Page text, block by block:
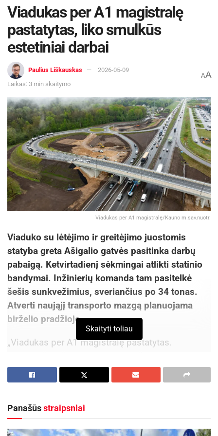
Viadukas per A1 magistralę
pastatytas, liko smulkūs
estetiniai darbai
Paulius Liškauskas
2026-05-09
Laikas: 3 min skaitymo
AA
Viadukas per A1 magistralę/Kauno m.sav.nuotr.
Viaduko su lėtėjimo ir greitėjimo juostomis
statyba greta Ašigalio gatvės pasitinka darbų
pabaigą. Ketvirtadienį sėkmingai atlikti statinio
bandymai. Inžinierių komanda tam pasitelkė
šešis sunkvežimius, sveriančius po 34 tonas.
Atverti naująjį transporto mazgą planuojama
birželio pradžioje.
„Viadukas per A1 magistralę pastatytas.
Lygiagrečiai išlietas asfaltas, sužymėtos juostos,
įrengtas apšvietimas. Liko smulkūs estetiniai
darbai“, – tikina Kauno meras Visvaldas
Aktualios
Skaityti toliau
Panašūsstraipsniai